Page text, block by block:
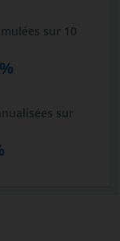
sur 10
sur